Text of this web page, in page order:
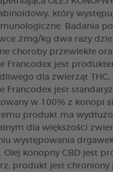
który
Badania
2mg/kg dwa razy
choroby przewlekłe
Francodex jest
dla zwierząt
Francodex jest
w 100% z konopi
produkt ma
dla większości
występowania
Olej konopny CBD jest
produkt jest chroniony